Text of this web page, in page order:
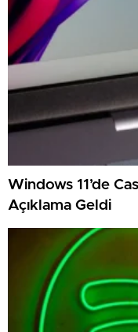
Windows 11’de
Açıklama Geldi